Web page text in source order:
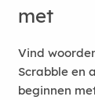
met
Vind
Scrabble en
beginnen